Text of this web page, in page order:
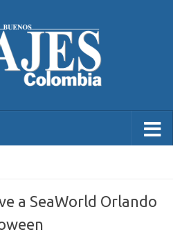
a SeaWorld Orlando